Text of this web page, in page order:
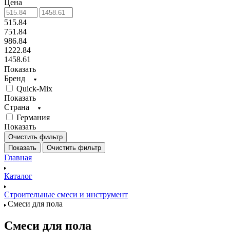
Цена
515.84
751.84
986.84
1222.84
1458.61
Показать
Бренд
Quick-Mix
Показать
Страна
Германия
Показать
Очистить фильтр
Показать
Очистить фильтр
Главная
Каталог
Строительные смеси и инструмент
Смеси для пола
Смеси для пола